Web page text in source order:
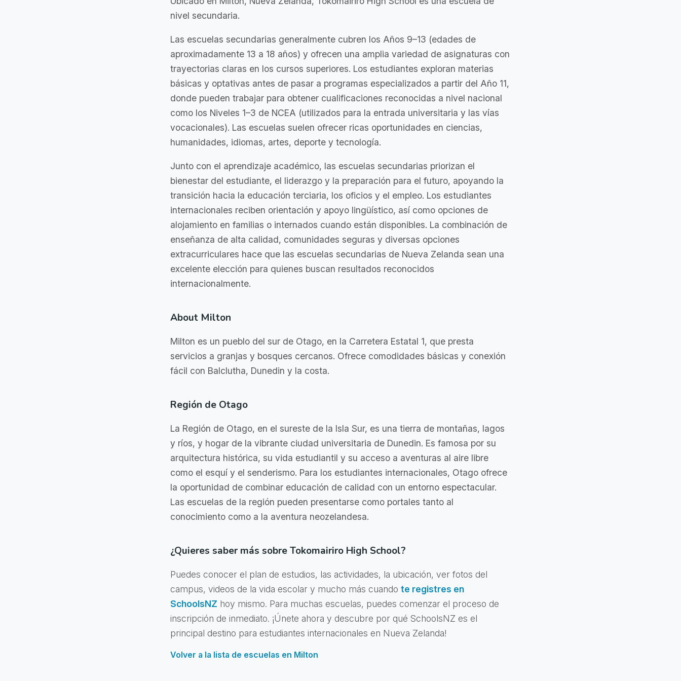
nivel secundaria.
Las escuelas secundarias generalmente cubren los Años 9–13 (edades de
aproximadamente 13 a 18 años) y ofrecen una amplia variedad de asignaturas con
trayectorias claras en los cursos superiores. Los estudiantes exploran materias
básicas y optativas antes de pasar a programas especializados a partir del Año 11,
donde pueden trabajar para obtener cualificaciones reconocidas a nivel nacional
como los Niveles 1–3 de NCEA (utilizados para la entrada universitaria y las vías
vocacionales). Las escuelas suelen ofrecer ricas oportunidades en ciencias,
humanidades, idiomas, artes, deporte y tecnología.
Junto con el aprendizaje académico, las escuelas secundarias priorizan el
bienestar del estudiante, el liderazgo y la preparación para el futuro, apoyando la
transición hacia la educación terciaria, los oficios y el empleo. Los estudiantes
internacionales reciben orientación y apoyo lingüístico, así como opciones de
alojamiento en familias o internados cuando están disponibles. La combinación de
enseñanza de alta calidad, comunidades seguras y diversas opciones
extracurriculares hace que las escuelas secundarias de Nueva Zelanda sean una
excelente elección para quienes buscan resultados reconocidos
internacionalmente.
About Milton
Milton es un pueblo del sur de Otago, en la Carretera Estatal 1, que presta
servicios a granjas y bosques cercanos. Ofrece comodidades básicas y conexión
fácil con Balclutha, Dunedin y la costa.
Región de Otago
La Región de Otago, en el sureste de la Isla Sur, es una tierra de montañas, lagos
y ríos, y hogar de la vibrante ciudad universitaria de Dunedin. Es famosa por su
arquitectura histórica, su vida estudiantil y su acceso a aventuras al aire libre
como el esquí y el senderismo. Para los estudiantes internacionales, Otago ofrece
la oportunidad de combinar educación de calidad con un entorno espectacular.
Las escuelas de la región pueden presentarse como portales tanto al
conocimiento como a la aventura neozelandesa.
¿Quieres saber más sobre Tokomairiro High School?
Puedes conocer el plan de estudios, las actividades, la ubicación, ver fotos del
campus, videos de la vida escolar y mucho más cuando te registres en
SchoolsNZ hoy mismo. Para muchas escuelas, puedes comenzar el proceso de
inscripción de inmediato. ¡Únete ahora y descubre por qué SchoolsNZ es el
principal destino para estudiantes internacionales en Nueva Zelanda!
Volver a la lista de escuelas en Milton